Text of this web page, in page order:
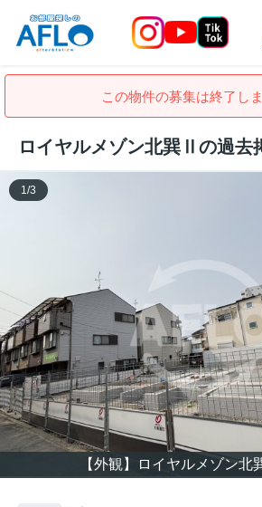
この物件の募集は終了しま
ロイヤルメゾン北巽Ⅱの過去
【外観】ロイヤルメゾン
1 /3